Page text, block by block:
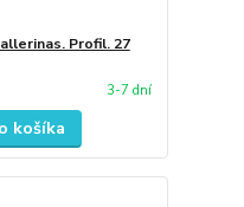
Profil. 27
3-7 dní
košíka